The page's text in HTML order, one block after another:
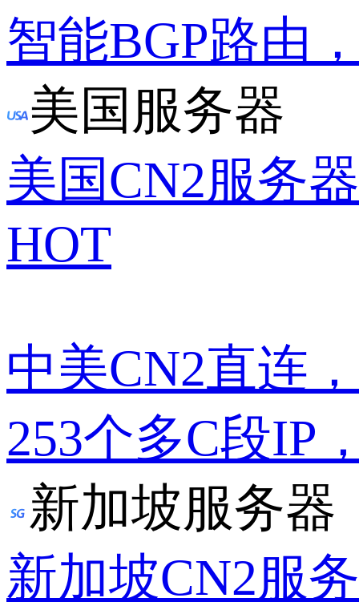
智能BGP路由
美国服务器
美国CN2服务器
HOT
中美CN2直连
253个多C段IP
新加坡服务器
新加坡CN2服